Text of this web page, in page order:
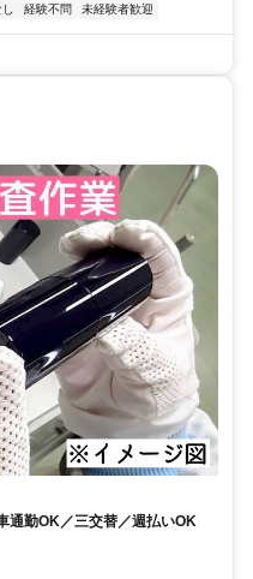
経験不問 未経験者歓迎
通勤OK／三交替／週払いOK